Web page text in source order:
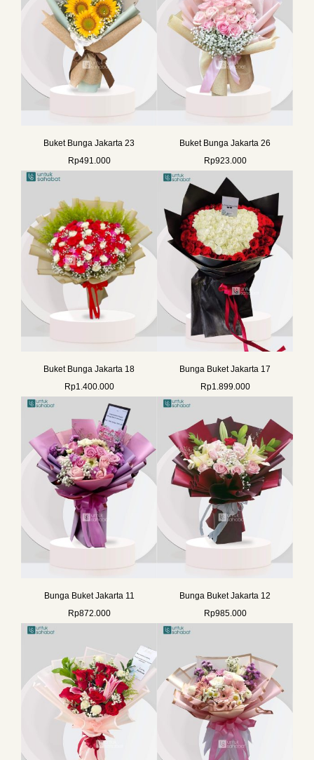
Buket Bunga Jakarta 23
Rp491.000
Buket Bunga Jakarta 26
Rp923.000
Buket Bunga Jakarta 18
Rp1.400.000
Bunga Buket Jakarta 17
Rp1.899.000
Bunga Buket Jakarta 11
Rp872.000
Bunga Buket Jakarta 12
Rp985.000